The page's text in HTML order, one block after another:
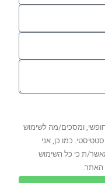
ומסכים/מה לשימוש
כמו כן, אני
ת כי כל השימוש
האתר.